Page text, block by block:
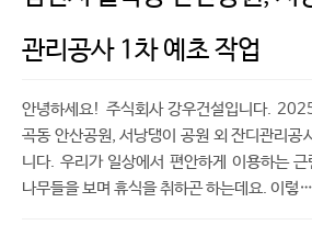
관리공사 1차 예초 작업
안녕하세요! 주식회사 강우건설입니다.
곡동 안산공원, 서낭댕이 공원 외 잔디관리공
니다. 우리가 일상에서 편안하게 이용하는
나무들을 보며 휴식을 취하곤 하는데요. 이렇…